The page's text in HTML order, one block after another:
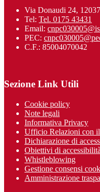
Via Donaudi 24,
Tel: Tel. 0175 43431
Email:
PEC:
C.F.: 85004070042
Sezione Link Utili
Cookie policy
Note legali
Informativa Privacy
Ufficio Relazioni con
Dichiarazione di
Obiettivi di accessibilità
Whistleblowing
Gestione consensi
Amministrazione